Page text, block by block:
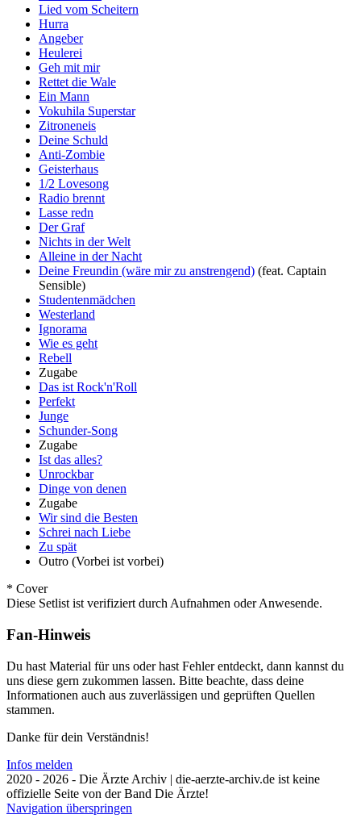
Lied vom Scheitern
Hurra
Angeber
Heulerei
Geh mit mir
Rettet die Wale
Ein Mann
Vokuhila Superstar
Zitroneneis
Deine Schuld
Anti-Zombie
Geisterhaus
1/2 Lovesong
Radio brennt
Lasse redn
Der Graf
Nichts in der Welt
Alleine in der Nacht
Deine Freundin (wäre mir zu anstrengend) (feat. Captain
Sensible)
Studentenmädchen
Westerland
Ignorama
Wie es geht
Rebell
Zugabe
Das ist Rock'n'Roll
Perfekt
Junge
Schunder-Song
Zugabe
Ist das alles?
Unrockbar
Dinge von denen
Zugabe
Wir sind die Besten
Schrei nach Liebe
Zu spät
Outro (Vorbei ist vorbei)
* Cover
Diese Setlist ist verifiziert durch Aufnahmen oder Anwesende.
Fan-Hinweis
Du hast Material für uns oder hast Fehler entdeckt, dann kannst du
uns diese gern zukommen lassen. Bitte beachte, dass deine
Informationen auch aus zuverlässigen und geprüften Quellen
stammen.
Danke für dein Verständnis!
Infos melden
2020 - 2026 - Die Ärzte Archiv | die-aerzte-archiv.de ist keine
offizielle Seite von der Band Die Ärzte!
Navigation überspringen